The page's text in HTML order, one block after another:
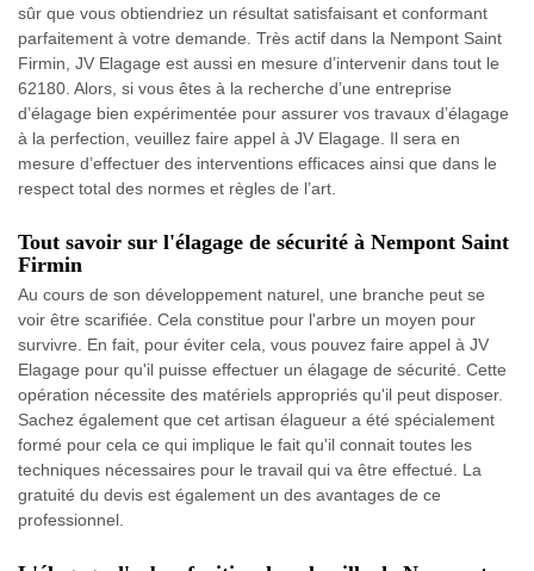
sûr que vous obtiendriez un résultat satisfaisant et conformant
parfaitement à votre demande. Très actif dans la Nempont Saint
Firmin, JV Elagage est aussi en mesure d’intervenir dans tout le
62180. Alors, si vous êtes à la recherche d’une entreprise
d’élagage bien expérimentée pour assurer vos travaux d’élagage
à la perfection, veuillez faire appel à JV Elagage. Il sera en
mesure d’effectuer des interventions efficaces ainsi que dans le
respect total des normes et règles de l’art.
Tout savoir sur l'élagage de sécurité à Nempont Saint
Firmin
Au cours de son développement naturel, une branche peut se
voir être scarifiée. Cela constitue pour l'arbre un moyen pour
survivre. En fait, pour éviter cela, vous pouvez faire appel à JV
Elagage pour qu'il puisse effectuer un élagage de sécurité. Cette
opération nécessite des matériels appropriés qu'il peut disposer.
Sachez également que cet artisan élagueur a été spécialement
formé pour cela ce qui implique le fait qu'il connait toutes les
techniques nécessaires pour le travail qui va être effectué. La
gratuité du devis est également un des avantages de ce
professionnel.